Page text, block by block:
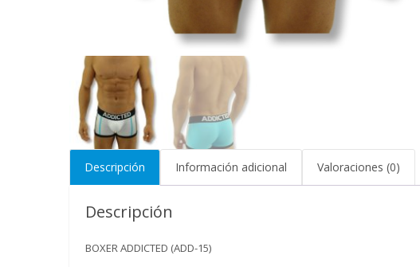
Descripción Información adicional Valoraciones (0)
Descripción
BOXER ADDICTED (ADD-15)